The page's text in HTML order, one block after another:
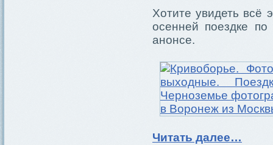
Хотите увидеть всё
осенней поездке
анонсе.
Читать далее…